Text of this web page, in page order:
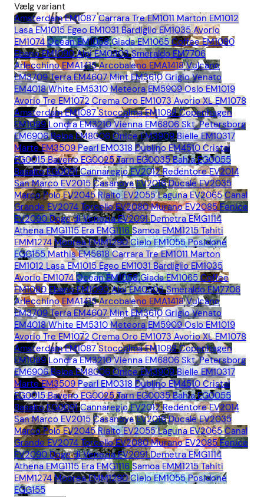
Vælg variant
Amsterdam EM1087 Carrara Tre EM1011 Marton EM1012
Lasa EM1015 Egeo EM1031 Bardiglio EM1035 Avorio
EM1074 Ocean EM1058 Giada EM1065 Coffee EM1080
Ebano EM1090 Alpi EM0303 Smeraldo EM7706
Arlecchino EMA1415 Arcobaleno EMA1418 Vulcano
EM3709 Terra EM4607 Mint EM3610 Grigio Venato
EM4018 White EM5310 Meteora EM5909 Oslo EM1019
Avorio Tre EM1072 Crema Oro EM1073 Avorio XL EM1078
Amsterdam EM1087 Stoccolma EM1088 Copenhagen
EM1089 Londra EM3210 Vienna EM6806 Skt. Petersborg
EM6906 Belpa EM8006 Onice EM3909 Bielle EM10317
Marte EM3509 Pearl EM0318 Dublino EM4510 Cristal
EG0015 Baveno EG0025 Tarn EG0035 Bahia EG0055
Basalto EG0091 Cannaregio EV2012 Redentore EV2014
San Marco EV2015 Casanova EV2016 Ducale EV2035
Marco Polo EV2045 Rialto EV2055 Laguna EV2065 Canal
Grande EV2074 Torcello EV2080 Murano EV2085 Fenice
EV2090 Doge di Venezia EV2091 Demetra EMG1114
Athena EMG1115 Era EMG1116 Samoa EMM1215 Tahiti
EMM1274 Moorea EMM1290 Cielo EM1055 Posidone
EGG155 Mathis EM5618 Carrara Tre EM1011 Marton
EM1012 Lasa EM1015 Egeo EM1031 Bardiglio EM1035
Avorio EM1074 Ocean EM1058 Giada EM1065 Coffee
EM1080 Ebano EM1090 Alpi EM0303 Smeraldo EM7706
Arlecchino EMA1415 Arcobaleno EMA1418 Vulcano
EM3709 Terra EM4607 Mint EM3610 Grigio Venato
EM4018 White EM5310 Meteora EM5909 Oslo EM1019
Avorio Tre EM1072 Crema Oro EM1073 Avorio XL EM1078
Amsterdam EM1087 Stoccolma EM1088 Copenhagen
EM1089 Londra EM3210 Vienna EM6806 Skt. Petersborg
EM6906 Belpa EM8006 Onice EM3909 Bielle EM10317
Marte EM3509 Pearl EM0318 Dublino EM4510 Cristal
EG0015 Baveno EG0025 Tarn EG0035 Bahia EG0055
Basalto EG0091 Cannaregio EV2012 Redentore EV2014
San Marco EV2015 Casanova EV2016 Ducale EV2035
Marco Polo EV2045 Rialto EV2055 Laguna EV2065 Canal
Grande EV2074 Torcello EV2080 Murano EV2085 Fenice
EV2090 Doge di Venezia EV2091 Demetra EMG1114
Athena EMG1115 Era EMG1116 Samoa EMM1215 Tahiti
EMM1274 Moorea EMM1290 Cielo EM1055 Posidone
EGG155